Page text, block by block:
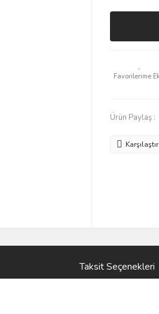
Ürün Paylaş :
Karşılaştır
Taksit Seçenekleri